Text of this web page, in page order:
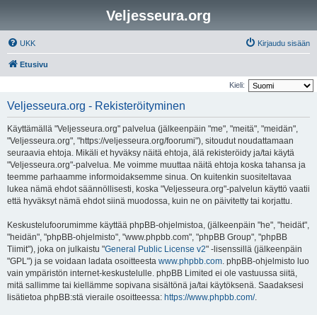
Veljesseura.org
UKK Kirjaudu sisään
Etusivu
Kieli:
Veljesseura.org - Rekisteröityminen
Käyttämällä "Veljesseura.org" palvelua (jälkeenpäin "me", "meitä", "meidän",
"Veljesseura.org", "https://veljesseura.org/foorumi"), sitoudut noudattamaan
seuraavia ehtoja. Mikäli et hyväksy näitä ehtoja, älä rekisteröidy ja/tai käytä
"Veljesseura.org"-palvelua. Me voimme muuttaa näitä ehtoja koska tahansa ja
teemme parhaamme informoidaksemme sinua. On kuitenkin suositeltavaa
lukea nämä ehdot säännöllisesti, koska "Veljesseura.org"-palvelun käyttö vaatii
että hyväksyt nämä ehdot siinä muodossa, kuin ne on päivitetty tai korjattu.
Keskustelufoorumimme käyttää phpBB-ohjelmistoa, (jälkeenpäin "he", "heidät",
"heidän", "phpBB-ohjelmisto", "www.phpbb.com", "phpBB Group", "phpBB
Tiimit"), joka on julkaistu "General Public License v2" -lisenssillä (jälkeenpäin
"GPL") ja se voidaan ladata osoitteesta www.phpbb.com. phpBB-ohjelmisto luo
vain ympäristön internet-keskustelulle. phpBB Limited ei ole vastuussa siitä,
mitä sallimme tai kiellämme sopivana sisältönä ja/tai käytöksenä. Saadaksesi
lisätietoa phpBB:stä vieraile osoitteessa: https://www.phpbb.com/.